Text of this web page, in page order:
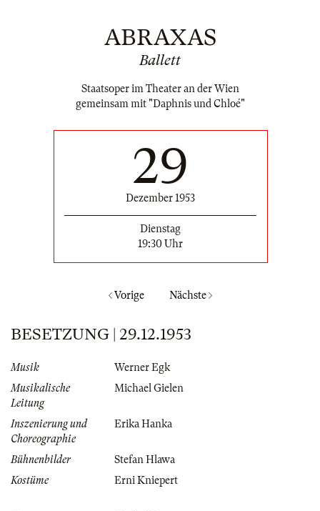
ABRAXAS
Ballett
Staatsoper im Theater an der Wien
gemeinsam mit "Daphnis und Chloé"
29
Dezember 1953
Dienstag
19:30 Uhr
Vorige Nächste
BESETZUNG | 29.12.1953
Musik
Werner Egk
Musikalische
Leitung
Michael Gielen
Inszenierung und
Choreographie
Erika Hanka
Bühnenbilder
Stefan Hlawa
Kostüme
Erni Kniepert